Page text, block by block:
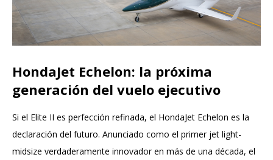
HondaJet Echelon: la próxima
generación del vuelo ejecutivo
Si el Elite II es perfección refinada, el HondaJet Echelon es la
declaración del futuro. Anunciado como el primer jet light-
midsize verdaderamente innovador en más de una década, el